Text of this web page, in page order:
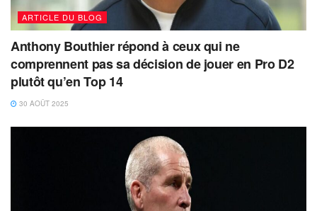
ARTICLE DU BLOG
Anthony Bouthier répond à ceux qui ne
comprennent pas sa décision de jouer en Pro D2
plutôt qu’en Top 14
30 AOÛT 2025